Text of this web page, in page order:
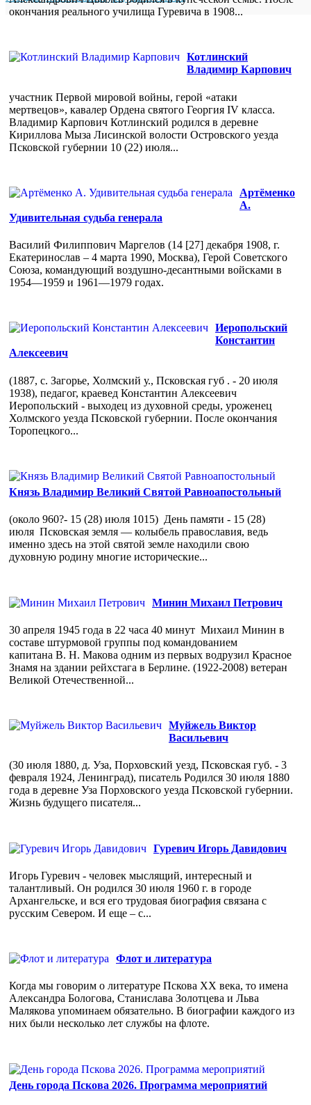
окончания реального училища Гуревича в 1908...
Котлинский
Владимир Карпович
участник Первой мировой войны, герой «атаки
мертвецов», кавалер Ордена святого Георгия IV класса.
Владимир Карпович Котлинский родился в деревне
Кириллова Мыза Лисинской волости Островского уезда
Псковской губернии 10 (22) июля...
Артёменко
А.
Удивительная судьба генерала
Василий Филиппович Маргелов (14 [27] декабря 1908, г.
Екатеринослав – 4 марта 1990, Москва), Герой Советского
Союза, командующий воздушно-десантными войсками в
1954—1959 и 1961—1979 годах.
Иеропольский
Константин
Алексеевич
(1887, с. Загорье, Холмский у., Псковская губ . - 20 июля
1938), педагог, краевед Константин Алексеевич
Иеропольский - выходец из духовной среды, уроженец
Холмского уезда Псковской губернии. После окончания
Торопецкого...
Князь Владимир Великий Святой Равноапостольный
(около 960?- 15 (28) июля 1015) День памяти - 15 (28)
июля Псковская земля — колыбель православия, ведь
именно здесь на этой святой земле находили свою
духовную родину многие исторические...
Минин Михаил Петрович
30 апреля 1945 года в 22 часа 40 минут Михаил Минин в
составе штурмовой группы под командованием
капитана В. Н. Макова одним из первых водрузил Красное
Знамя на здании рейхстага в Берлине. (1922-2008) ветеран
Великой Отечественной...
Муйжель Виктор
Васильевич
(30 июля 1880, д. Уза, Порховский уезд, Псковская губ. - 3
февраля 1924, Ленинград), писатель Родился 30 июля 1880
года в деревне Уза Порховского уезда Псковской губернии.
Жизнь будущего писателя...
Гуревич Игорь Давидович
Игорь Гуревич - человек мыслящий, интересный и
талантливый. Он родился 30 июля 1960 г. в городе
Архангельске, и вся его трудовая биография связана с
русским Севером. И еще – с...
Флот и литература
Когда мы говорим о литературе Пскова ХХ века, то имена
Александра Бологова, Станислава Золотцева и Льва
Малякова упоминаем обязательно. В биографии каждого из
них были несколько лет службы на флоте.
День города Пскова 2026. Программа мероприятий